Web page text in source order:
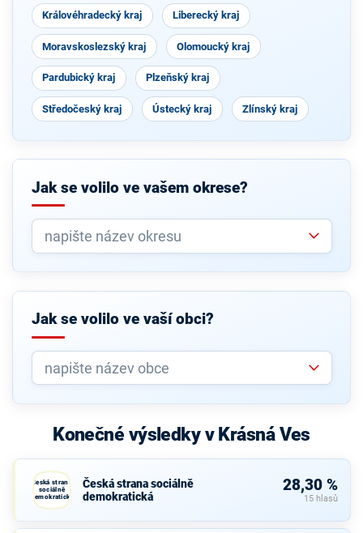
Královéhradecký kraj Liberecký kraj
Moravskoslezský kraj Olomoucký kraj
Pardubický kraj Plzeňský kraj
Středočeský kraj Ústecký kraj Zlínský kraj
Jak se volilo ve vašem okrese?
Jak se volilo ve vaší obci?
Konečné výsledky v Krásná Ves
Česká strana
sociálně
demokratická
Česká strana sociálně
demokratická
28,30 %
15 hlasů